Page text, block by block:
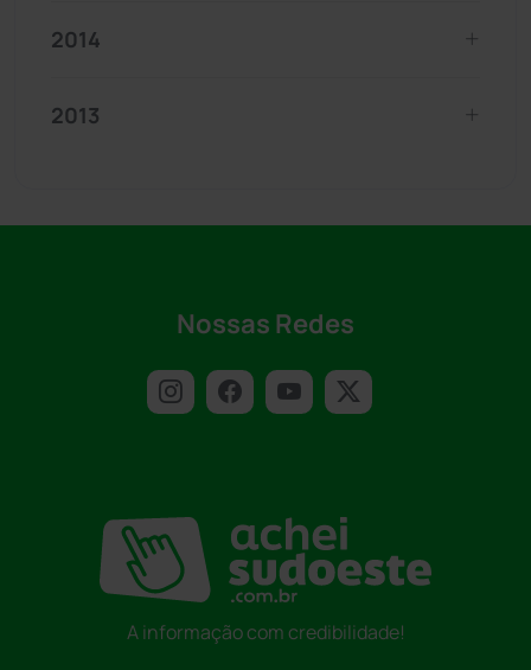
2014
2013
Nossas Redes
A informação com credibilidade!